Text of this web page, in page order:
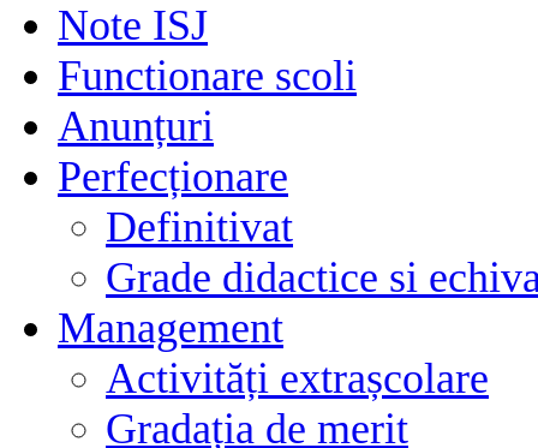
Note ISJ
Functionare scoli
Anunțuri
Perfecționare
Definitivat
Grade didactice si
Management
Activități extrașcolare
Gradația de merit